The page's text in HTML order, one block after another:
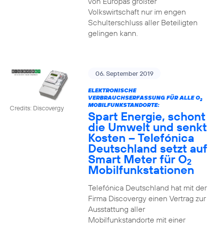
Volkswirtschaft nur im engen
Schulterschluss aller Beteiligten
gelingen kann.
Credits: Discovergy
06. September 2019
ELEKTRONISCHE
VERBRAUCHSERFASSUNG FÜR ALLE O2
MOBILFUNKSTANDORTE:
Spart Energie, schont
die Umwelt und senkt
Kosten – Telefónica
Deutschland setzt auf
Smart Meter für O2
Mobilfunkstationen
Telefónica Deutschland hat mit der
Firma Discovergy einen Vertrag zur
Ausstattung aller
Mobilfunkstandorte mit einer